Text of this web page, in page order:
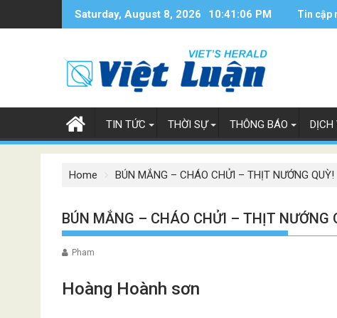
Saturday, August 8, 2026 10:41:07 PM Tin cập
TIN TỨC THỜI SỰ THÔNG BÁO DỊCH
Home BÚN MẮNG – CHÁO CHỬI – THỊT NƯỚNG QUỲ!
BÚN MẮNG – CHÁO CHỬI – THỊT NƯỚNG
Pham
Hoàng Hoành sơn